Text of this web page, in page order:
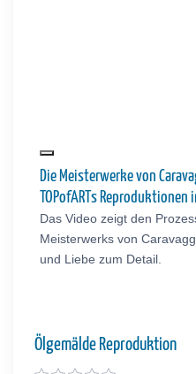
Die Meisterwerke von
TOPofARTs
Das Video zeigt den
Meisterwerks von
und Liebe zum Detail.
Ölgemälde Reproduktion